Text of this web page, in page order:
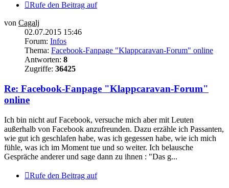
Rufe den Beitrag auf
von Cagalj
02.07.2015 15:46
Forum: Infos
Thema: Facebook-Fanpage "Klappcaravan-Forum" online
Antworten: 8
Zugriffe: 36425
Re: Facebook-Fanpage "Klappcaravan-Forum"
online
Ich bin nicht auf Facebook, versuche mich aber mit Leuten
außerhalb von Facebook anzufreunden. Dazu erzähle ich Passanten,
wie gut ich geschlafen habe, was ich gegessen habe, wie ich mich
fühle, was ich im Moment tue und so weiter. Ich belausche
Gespräche anderer und sage dann zu ihnen : "Das g...
Rufe den Beitrag auf